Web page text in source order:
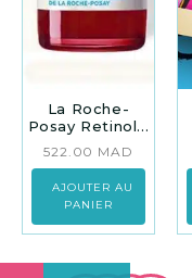
La Roche-
Posay Retinol...
522.00 MAD
AJOUTER AU
PANIER